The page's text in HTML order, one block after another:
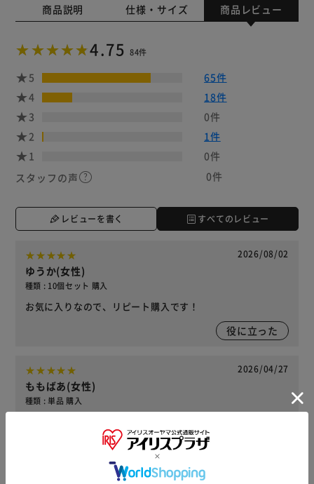
商品説明 仕様・サイズ 商品レビュー
4.75 84件
5
65件
4
18件
3
0件
2
1件
1
0件
スタッフの声
0件
レビューを書く すべてのレビュー
2026/08/02
ゆうか(女性)
種類 : 10個セット 購入
お気に入りなので、リピート購入です！
役に立った
2026/04/27
ももばあ(女性)
種類 : 単品 購入